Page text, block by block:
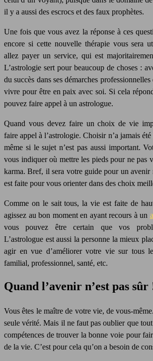
il y a aussi des escrocs et des faux prophètes.
Une fois que vous avez la réponse à ces
encore si cette nouvelle thérapie vous sera
allez payer un service, qui est
L’astrologie sert pour beaucoup de choses :
du succès dans ses démarches
vivre pour être en paix avec soi. Si cela
pouvez faire appel à un astrologue.
Quand vous devez faire un choix de vie
faire appel à l’astrologie. Choisir n’a jamais
même si le sujet n’est pas aussi important.
vous indiquer où mettre les pieds pour ne pas
karma. Bref, il sera votre guide pour un avenir
est faite pour vous orienter dans des choix
Comme on le sait tous, la vie est faite de
agissez au bon moment en ayant recours à un
vous pouvez être certain que vos
L’astrologue est aussi la personne la mieux
agir en vue d’améliorer votre vie sur tous
familial, professionnel, santé, etc.
Quand l’avenir n’est pas sûr
Vous êtes le maître de votre vie, de vous-
seule vérité. Mais il ne faut pas oublier que
compétences de trouver la bonne voie pour
de la vie. C’est pour cela qu’on a besoin de